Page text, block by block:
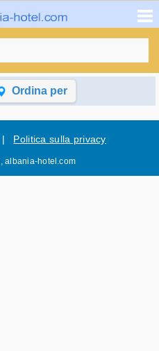
Ordina per
| Politica sulla privacy
albania-hotel.com